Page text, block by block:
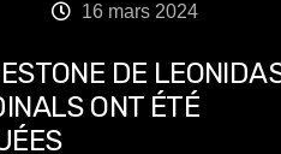
16 mars 2024
DE
ONT ÉTÉ